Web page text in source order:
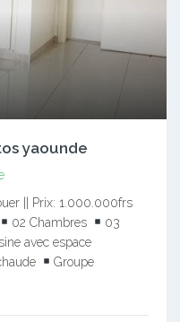
yaounde
|| Prix: 1.000.000frs
02 Chambres
03
avec espace
Groupe